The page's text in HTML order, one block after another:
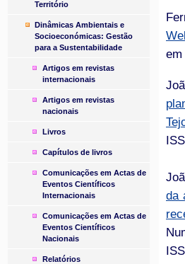
da
Território
Dinâmicas Ambientais e
Socioeconómicas: Gestão
para a Sustentabilidade
Artigos em revistas
internacionais
Artigos em revistas
nacionais
Livros
Capítulos de livros
Comunicações em Actas de
Eventos Científicos
Internacionais
Comunicações em Actas de
Eventos Científicos
Nacionais
Relatórios